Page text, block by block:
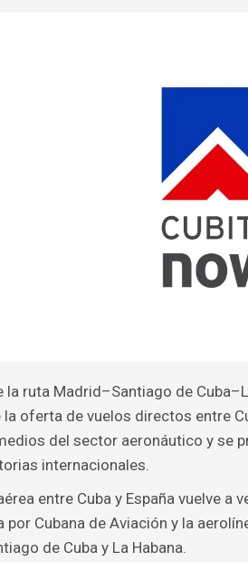
la ruta Madrid–Santiago de
la oferta de vuelos directos entre
del sector aeronáutico y se
internacionales.
entre Cuba y España vuelve
por Cubana de Aviación y la
de Cuba y La Habana.